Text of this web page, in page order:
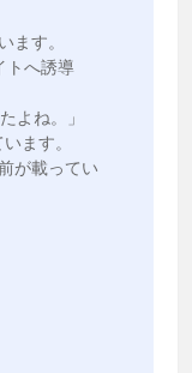
ます。
トへ誘導
よね。」
ます。
が載ってい